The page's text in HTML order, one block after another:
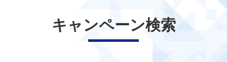
キャンペーン検索